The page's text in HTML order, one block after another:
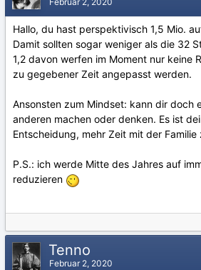
Hallo, du hast perspektivisch 1,5 Mio.
Damit sollten sogar weniger als die 32
1,2 davon werfen im Moment nur keine
zu gegebener Zeit angepasst werden.
Ansonsten zum Mindset: kann dir doch
anderen machen oder denken. Es ist
Entscheidung, mehr Zeit mit der
P.S.: ich werde Mitte des Jahres auf
reduzieren
Tenno
Februar 2, 2020